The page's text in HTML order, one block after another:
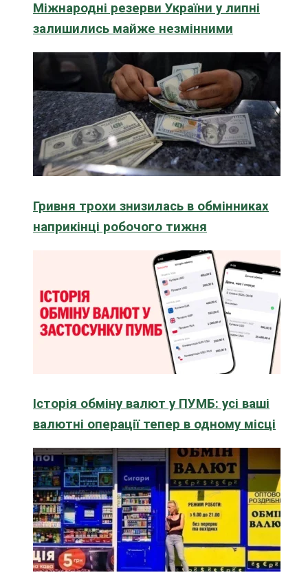
Міжнародні резерви України у липні
залишились майже незмінними
Гривня трохи знизилась в обмінниках
наприкінці робочого тижня
Історія обміну валют у ПУМБ: усі ваші
валютні операції тепер в одному місці